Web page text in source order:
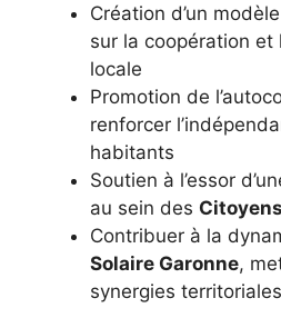
Création d’un
sur la coopération et
locale
Promotion de
renforcer
habitants
Soutien à l’essor
au sein des
Contribuer à la
Solaire Garonne,
synergies territoriales